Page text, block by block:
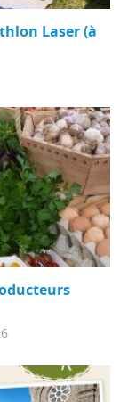
Laser (à
...